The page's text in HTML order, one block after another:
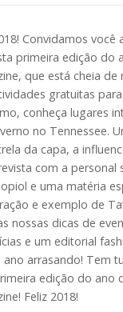
Convidamos você
primeira edição do
que está cheia de
gratuitas
conheça lugares
no Tennessee.
da capa, a
com a personal
e uma matéria
e exemplo de
nossas dicas de
e um editorial
arrasando! Tem
edição do ano
Feliz 2018!